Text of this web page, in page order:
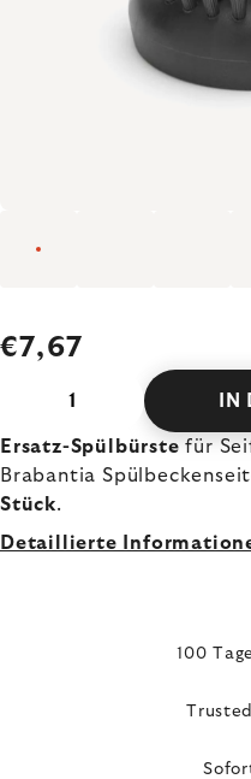
€7,67
Ersatz-Spülbürste für
Brabantia
Stück.
Detaillierte
100